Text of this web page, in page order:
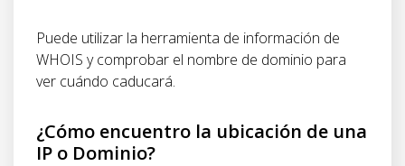
Puede utilizar la herramienta de información de
WHOIS y comprobar el nombre de dominio para
ver cuándo caducará.
¿Cómo encuentro la ubicación de una
IP o Dominio?